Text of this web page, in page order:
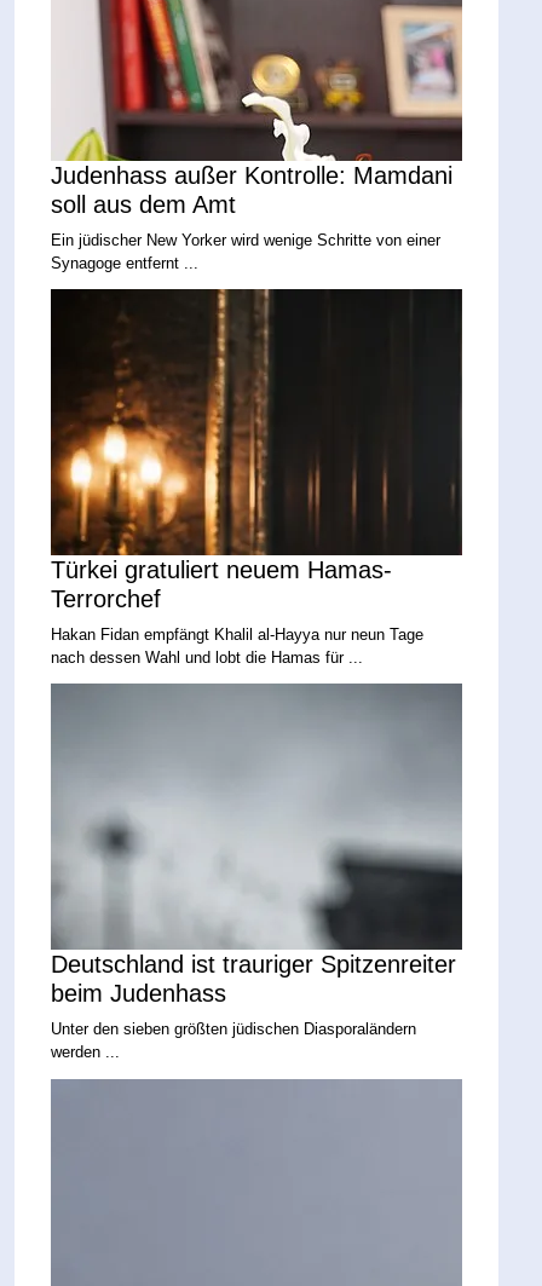
Judenhass außer Kontrolle: Mamdani
soll aus dem Amt
Ein jüdischer New Yorker wird wenige Schritte von einer
Synagoge entfernt ...
Türkei gratuliert neuem Hamas-
Terrorchef
Hakan Fidan empfängt Khalil al-Hayya nur neun Tage
nach dessen Wahl und lobt die Hamas für ...
Deutschland ist trauriger Spitzenreiter
beim Judenhass
Unter den sieben größten jüdischen Diasporaländern
werden ...